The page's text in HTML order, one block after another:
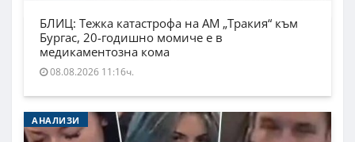
БЛИЦ: Тежка катастрофа на АМ „Тракия“ към
Бургас, 20-годишно момиче е в
медикаментозна кома
08.08.2026 11:16ч.
АНАЛИЗИ